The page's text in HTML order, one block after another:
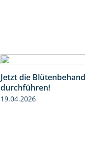
Jetzt die
durchführen!
19.04.2026